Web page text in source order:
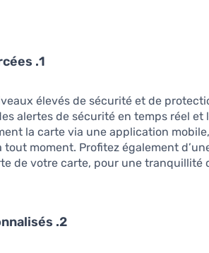
1. Sécurité et protection renforcées
élevés de sécurité et de
alertes de sécurité en temps réel et
la carte via une application
moment. Profitez également
de votre carte, pour une tranquillité
2. Assistance et services personnalisés